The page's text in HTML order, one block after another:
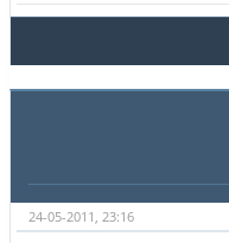
24-05-2011, 23:16